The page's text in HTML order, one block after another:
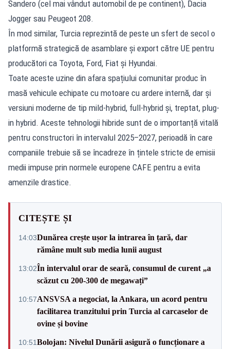
Sandero (cel mai vândut automobil de pe continent), Dacia
Jogger sau Peugeot 208.
În mod similar, Turcia reprezintă de peste un sfert de secol o
platformă strategică de asamblare și export către UE pentru
producători ca Toyota, Ford, Fiat și Hyundai.
Toate aceste uzine din afara spațiului comunitar produc în
masă vehicule echipate cu motoare cu ardere internă, dar și
versiuni moderne de tip mild-hybrid, full-hybrid și, treptat, plug-
in hybrid. Aceste tehnologii hibride sunt de o importanță vitală
pentru constructori în intervalul 2025–2027, perioadă în care
companiile trebuie să se încadreze în țintele stricte de emisii
medii impuse prin normele europene CAFE pentru a evita
amenzile drastice.
CITEȘTE ȘI
14:03Dunărea crește ușor la intrarea în țară, dar
rămâne mult sub media lunii august
13:02În intervalul orar de seară, consumul de curent „a
scăzut cu 200-300 de megawați”
10:57ANSVSA a negociat, la Ankara, un acord pentru
facilitarea tranzitului prin Turcia al carcaselor de
ovine și bovine
10:51Bolojan: Nivelul Dunării asigură o funcționare a